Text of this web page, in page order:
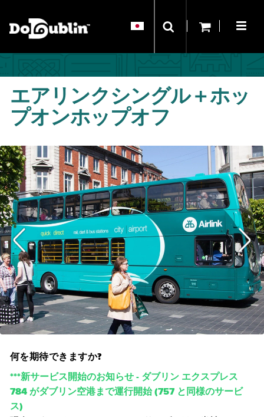
エアリンクシングル＋ホッ
プオンホップオフ
何を期待できますか?
***新サービス開始のお知らせ - ダブリン エクスプレス
784 がダブリン空港まで運行開始 (757 と同様のサービ
ス)